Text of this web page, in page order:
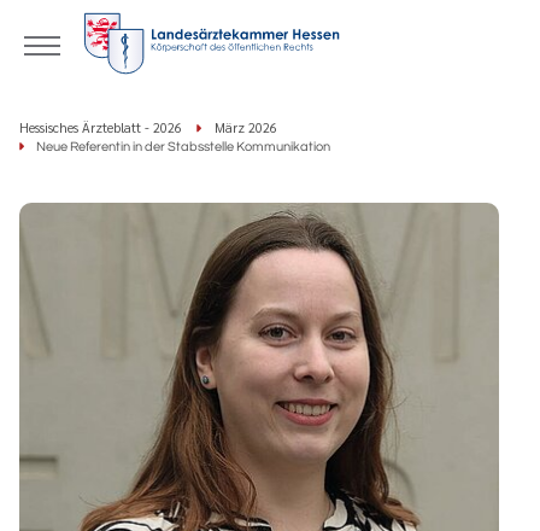
Hessisches Ärzteblatt - 2026 März 2026
Neue Referentin in der Stabsstelle Kommunikation